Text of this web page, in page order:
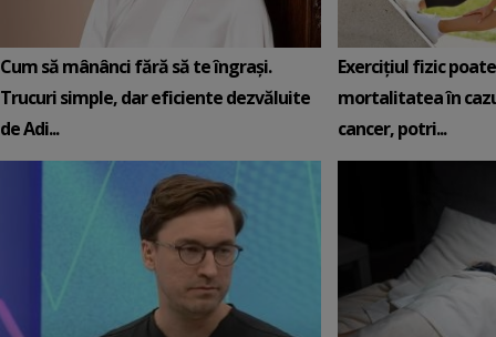
Cum să mânânci fără să te îngrași.
Trucuri simple, dar eficiente dezvăluite
de Adi...
Exercițiul fizic
mortalitatea în
cancer, potri...